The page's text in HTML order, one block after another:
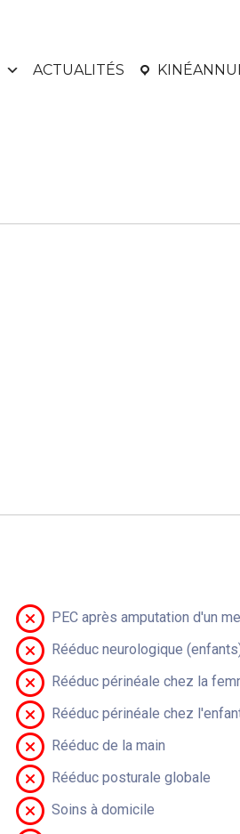
ACTUALITÉS
PEC après amputation d'un
Rééduc neurologique
Rééduc périnéale chez la
Rééduc périnéale chez
Rééduc de la main
Rééduc posturale globale
Soins à domicile